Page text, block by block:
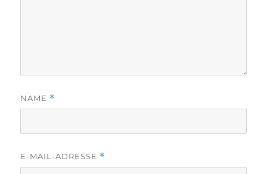
NAME *
E-MAIL-ADRESSE *